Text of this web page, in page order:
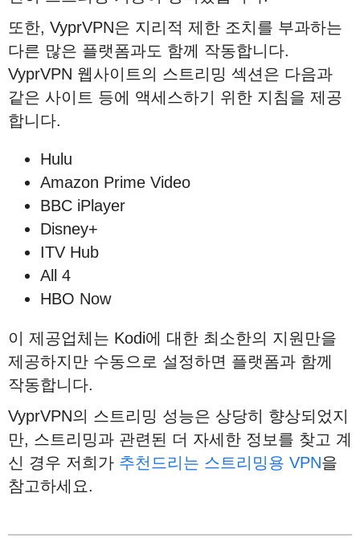
또한, VyprVPN은 지리적 제한 조치를 부과하는
다른 많은 플랫폼과도 함께 작동합니다.
VyprVPN 웹사이트의 스트리밍 섹션은 다음과
같은 사이트 등에 액세스하기 위한 지침을 제공
합니다.
Hulu
Amazon Prime Video
BBC iPlayer
Disney+
ITV Hub
All 4
HBO Now
이 제공업체는 Kodi에 대한 최소한의 지원만을
제공하지만 수동으로 설정하면 플랫폼과 함께
작동합니다.
VyprVPN의 스트리밍 성능은 상당히 향상되었지
만, 스트리밍과 관련된 더 자세한 정보를 찾고 계
신 경우 저희가 추천드리는 스트리밍용 VPN을
참고하세요.